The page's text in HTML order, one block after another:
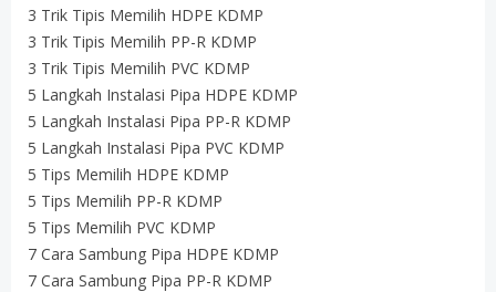
3 Trik Tipis Memilih HDPE KDMP
3 Trik Tipis Memilih PP-R KDMP
3 Trik Tipis Memilih PVC KDMP
5 Langkah Instalasi Pipa HDPE KDMP
5 Langkah Instalasi Pipa PP-R KDMP
5 Langkah Instalasi Pipa PVC KDMP
5 Tips Memilih HDPE KDMP
5 Tips Memilih PP-R KDMP
5 Tips Memilih PVC KDMP
7 Cara Sambung Pipa HDPE KDMP
7 Cara Sambung Pipa PP-R KDMP